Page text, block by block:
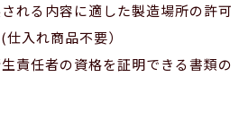
れる内容に適した製造場所の許可
入れ商品不要）
資格を証明できる書類の